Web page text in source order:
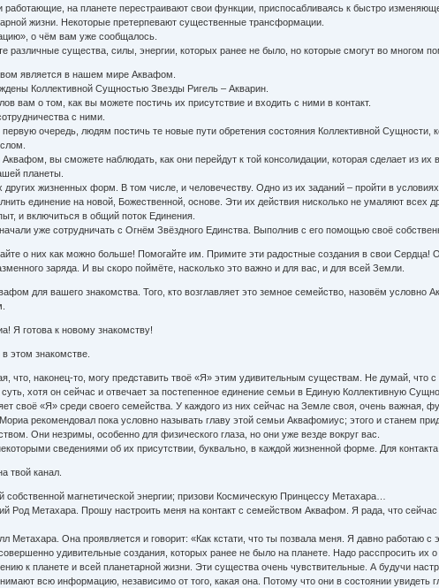
на планете перестраивают свои функции, приспосабливаясь к быстро
жизни. Некоторые претерпевают существенные трансформации.
о чём вам уже сообщалось.
различные существа, силы, энергии, которых ранее не было, но которые смогут во многом
является в нашем мире Аквафом.
Коллективной Сущностью Звезды Ригель – Акварин.
вам о том, как вы можете постичь их присутствие и входить с ними в контакт.
с ними.
очередь, людям постичь те новые пути обретения состояния Коллективной
Аквафом, вы сможете наблюдать, как они перейдут к той консолидации, которая сделает из
планеты.
других жизненных форм. В том числе, и человечеству. Одно из их заданий – пройти в
единение на новой, Божественной, основе. Эти их действия нисколько не умаляют всех
и включиться в общий поток Единения.
уже сотрудничать с Огнём Звёздного Единства. Выполнив с его помощью своё
о них как можно больше! Помогайте им. Примите эти радостные создания в свои
заряда. И вы скоро поймёте, насколько это важно и для вас, и для всей Земли.
для вашего знакомства. Того, кто возглавляет это земное семейство, назовём
Я готова к новому знакомству!
этом знакомстве.
что, наконец-то, могу представить твоё «Я» этим удивительным существам. Не думай, что
хотя он сейчас и отвечает за постепенное единение семьи в Единую Коллективную
своё «Я» среди своего семейства. У каждого из них сейчас на Земле своя, очень
рекомендовал пока условно называть главу этой семьи Аквафомиус; этого и станем
Они незримы, особенно для физического глаза, но они уже везде вокруг вас.
сведениями об их присутствии, буквально, в каждой жизненной форме. Для
твой канал.
собственной магнетической энергии; призови Космическую Принцессу Метахара…
Метахара. Прошу настроить меня на контакт с семейством Аквафом. Я рада, что сейчас
Метахара. Она проявляется и говорит: «Как кстати, что ты позвала меня. Я давно работаю
удивительные создания, которых ранее не было на планете. Надо расспросить их
к планете и всей планетарной жизни. Эти существа очень чувствительные. А будучи
всю информацию, независимо от того, какая она. Потому что они в состоянии